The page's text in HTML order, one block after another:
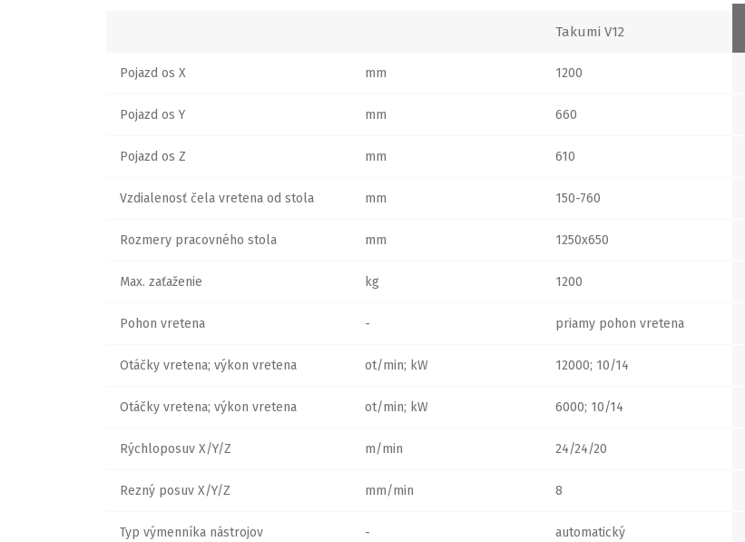
Takumi V12
Pojazd os X mm 1200
Pojazd os Y mm 660
Pojazd os Z mm 610
Vzdialenosť čela vretena od stola mm 150-760
Rozmery pracovného stola mm 1250x650
Max. zaťaženie kg 1200
Pohon vretena - priamy pohon vretena
Otáčky vretena; výkon vretena ot/min; kW 12000; 10/14
Otáčky vretena; výkon vretena ot/min; kW 6000; 10/14
Rýchloposuv X/Y/Z m/min 24/24/20
Rezný posuv X/Y/Z mm/min 8
Typ výmenníka nástrojov - automatický